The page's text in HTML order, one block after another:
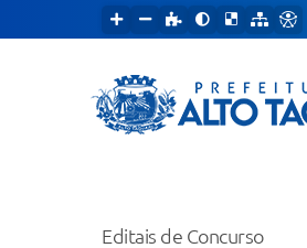
Editais de Concurso